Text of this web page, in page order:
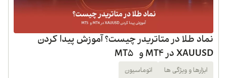
نماد طلا در متاتریدر چیست؟ آموزش پیدا کردن
XAUUSD در MT4 و MT5
ابزارها و ویژگی ها اتوماسیون